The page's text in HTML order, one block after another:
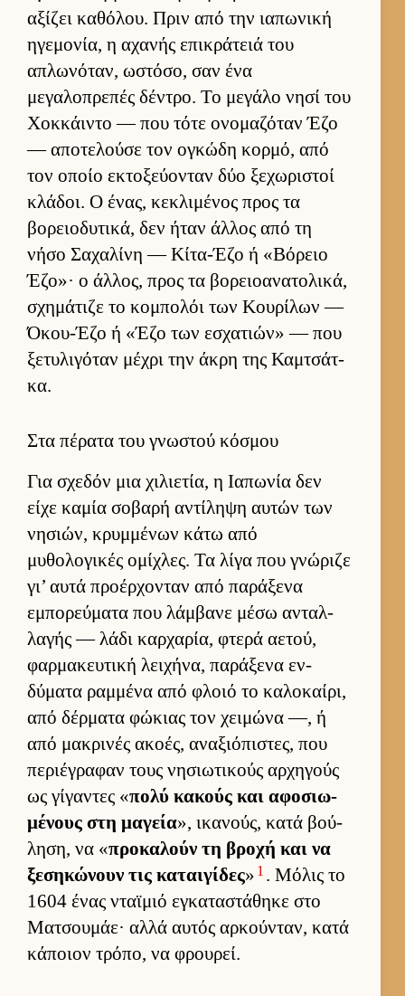
αξίζει καθόλου. Πριν από την ια­πωνική
ηγεμονία, η αχανής επικράτειά του
απλωνόταν, ωστόσο, σαν ένα
μεγαλοπρεπές δέντρο. Το μεγάλο νησί του
Χοκ­κάι­ντο — που τότε ονομαζόταν Έζο
— αποτελούσε τον ογκώδη κορ­μό, από
τον οποίο εκτοξεύ­ονταν δύο ξεχωριστοί
κλάδοι. Ο ένας, κεκλιμένος προς τα
βορειο­δυτικά, δεν ήταν άλ­λος από τη
νήσο Σαχαλίνη — Κίτα-Έζο ή «Βόρειο
Έζο»· ο άλ­λος, προς τα βορειο­ανατολικά,
σχημάτιζε το κομπολόι των Κου­ρίλων —
Όκου-Έζο ή «Έζο των εσχατιών» — που
ξετυλιγόταν μέχρι την άκρη της Καμ­τσάτ­
κα.
Στα πέρατα του γνωστού κόσμου
Για σχεδόν μια χιλιε­τία, η Ια­πωνία δεν
είχε καμία σοβαρή αντίληψη αυ­τών των
νησιών, κρυμ­μένων κάτω από
μυθολογικές ομίχλες. Τα λίγα που γνώριζε
γι’ αυτά προέρ­χονταν από παράξενα
εμπορεύ­ματα που λάμ­βανε μέσω ανταλ­
λαγής — λάδι καρ­χαρία, φτερά αετού,
φαρ­μακευ­τική λει­χήνα, παράξενα εν­
δύματα ραμ­μένα από φλοιό το καλοκαί­ρι,
από δέρ­ματα φώκιας τον χει­μώνα —, ή
από μακρινές ακοές, αναξιόπιστες, που
περιέγραφαν τους νησιω­τικούς αρ­χηγούς
ως γίγαντες «πολύ κακούς και αφοσιω­
μένους στη μαγεία», ικανούς, κατά βού­
ληση, να «προκαλούν τη βροχή και να
ξεσηκώνουν τις καται­γίδες» 1 . Μόλις το
1604 ένας νταϊμιό εγκαταστάθηκε στο
Ματσου­μάε· αλλά αυ­τός αρ­κού­νταν, κατά
κάποιον τρόπο, να φρου­ρεί.